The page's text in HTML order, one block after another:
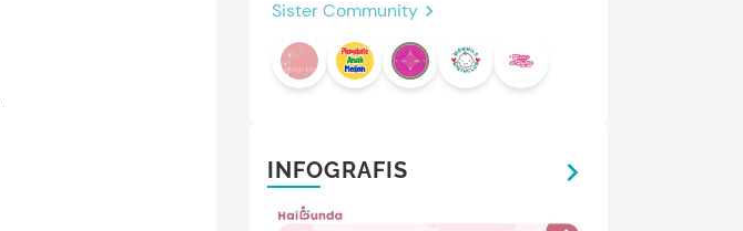
Sister Community
INFOGRAFIS